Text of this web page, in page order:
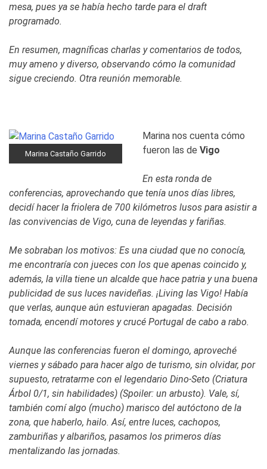
mesa, pues ya se había hecho tarde para el draft
programado.
En resumen, magníficas charlas y comentarios de todos,
muy ameno y diverso, observando cómo la comunidad
sigue creciendo. Otra reunión memorable.
Marina Castaño Garrido
Marina nos cuenta cómo
fueron las de Vigo
En esta ronda de
conferencias, aprovechando que tenía unos días libres,
decidí hacer la friolera de 700 kilómetros lusos para asistir a
las convivencias de Vigo, cuna de leyendas y fariñas.
Me sobraban los motivos: Es una ciudad que no conocía,
me encontraría con jueces con los que apenas coincido y,
además, la villa tiene un alcalde que hace patria y una buena
publicidad de sus luces navideñas. ¡Living las Vigo! Había
que verlas, aunque aún estuvieran apagadas. Decisión
tomada, encendí motores y crucé Portugal de cabo a rabo.
Aunque las conferencias fueron el domingo, aproveché
viernes y sábado para hacer algo de turismo, sin olvidar, por
supuesto, retratarme con el legendario Dino-Seto (Criatura
Árbol 0/1, sin habilidades) (Spoiler: un arbusto). Vale, sí,
también comí algo (mucho) marisco del autóctono de la
zona, que haberlo, hailo. Así, entre luces, cachopos,
zamburiñas y albariños, pasamos los primeros días
mentalizando las jornadas.